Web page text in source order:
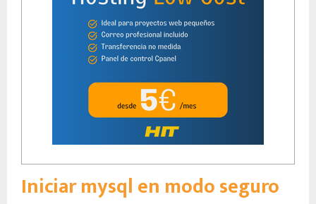
Iniciar mysql en modo seguro